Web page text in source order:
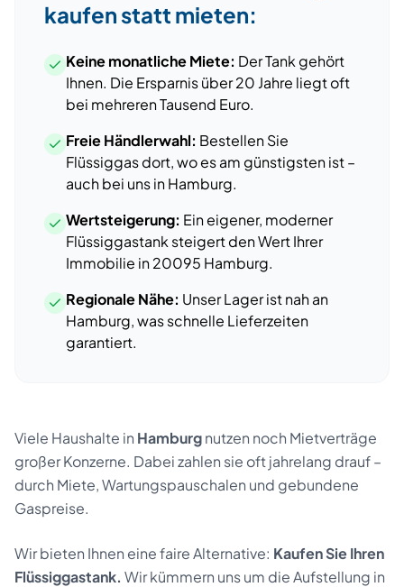
kaufen statt mieten:
Keine monatliche Miete: Der Tank gehört
Ihnen. Die Ersparnis über 20 Jahre liegt oft
bei mehreren Tausend Euro.
Freie Händlerwahl: Bestellen Sie
Flüssiggas dort, wo es am günstigsten ist –
auch bei unsinHamburg.
Wertsteigerung: Ein eigener, moderner
Flüssiggastank steigert den Wert Ihrer
Immobilie in20095 Hamburg.
Regionale Nähe: Unser Lager ist nah an
Hamburg, was schnelle Lieferzeiten
garantiert.
Viele Haushalte in Hamburgnutzen noch Mietverträge
großer Konzerne. Dabei zahlen sie oft jahrelang drauf –
durch Miete, Wartungspauschalen und gebundene
Gaspreise.
Wir bieten Ihnen eine faire Alternative: Kaufen Sie Ihren
Flüssiggastank. Wir kümmern uns um die Aufstellung in